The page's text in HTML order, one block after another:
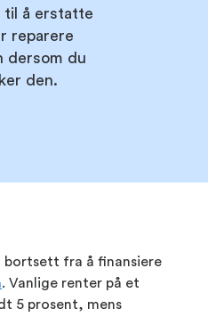
til å erstatte
reparere
dersom du
den.
bortsett fra å finansiere
. Vanlige renter på et
5 prosent, mens